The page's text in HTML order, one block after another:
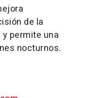
de la
permite una
nocturnos.